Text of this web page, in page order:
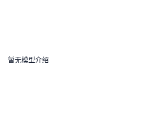
暂无模型介绍